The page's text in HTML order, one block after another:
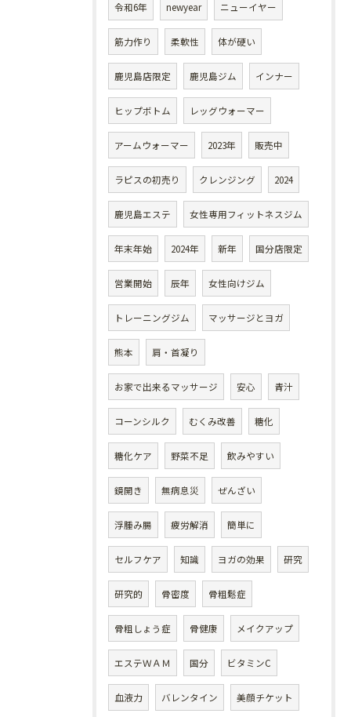
令和6年 newyear ニューイヤー
筋力作り 柔軟性 体が硬い
鹿児島店限定 鹿児島ジム インナー
ヒップボトム レッグウォーマー
アームウォーマー 2023年 販売中
ラピスの初売り クレンジング 2024
鹿児島エステ 女性専用フィットネスジム
年末年始 2024年 新年 国分店限定
営業開始 辰年 女性向けジム
トレーニングジム マッサージとヨガ
熊本 肩・首凝り
お家で出来るマッサージ 安心 青汁
コーンシルク むくみ改善 糖化
糖化ケア 野菜不足 飲みやすい
鏡開き 無病息災 ぜんざい
浮腫み腸 疲労解消 簡単に
セルフケア 知識 ヨガの効果 研究
研究的 骨密度 骨粗鬆症
骨粗しょう症 骨健康 メイクアップ
エステＷＡＭ 国分 ビタミンC
血液力 バレンタイン 美顔チケット